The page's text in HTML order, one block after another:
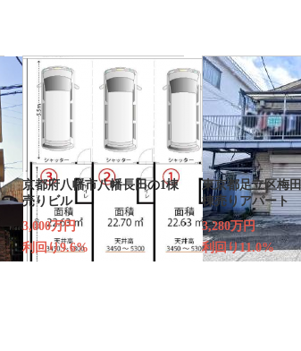
京都府八幡市八幡長田の1棟
売りビル
3,000万円
利回り9.6%
東京都足立区梅
棟売りアパート
3,280万円
利回り11.0%